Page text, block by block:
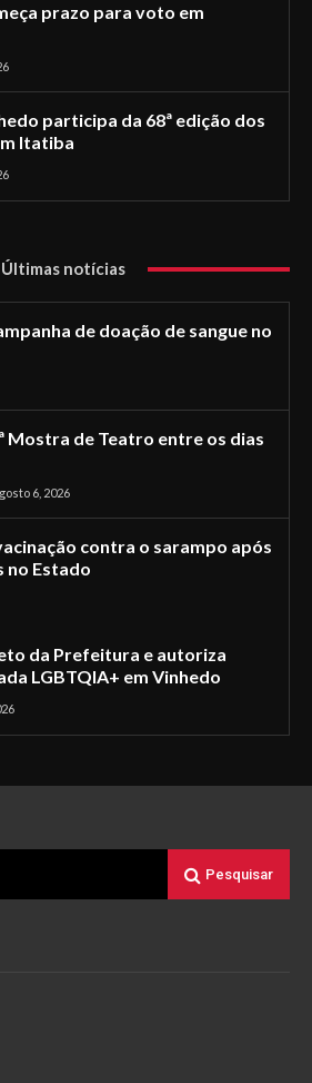
prazo para voto em
participa da 68ª edição dos
Itatiba
Últimas notícias
de doação de sangue no
Mostra de Teatro entre os dias
6, 2026
contra o sarampo após
no Estado
da Prefeitura e autoriza
LGBTQIA+ em Vinhedo
Pesquisar